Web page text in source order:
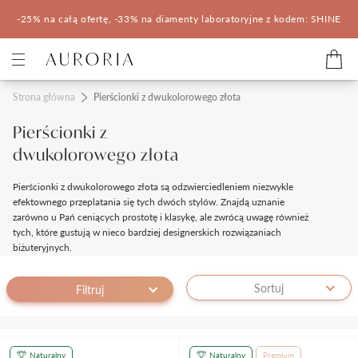
-25% na całą ofertę, -33% na diamenty laboratoryjne z kodem: SHINE
Kategorie
Pierścionki zaręczynowe
Pomocne
Konfigurator 3D
Strona główna Pierścionki z dwukolorowego złota
Pierścionki z
dwukolorowego złota
Pierścionki z dwukolorowego złota są odzwierciedleniem niezwykle
efektownego przeplatania się tych dwóch stylów. Znajdą uznanie
zarówno u Pań ceniących prostotę i klasykę, ale zwrócą uwagę również
tych, które gustują w nieco bardziej designerskich rozwiązaniach
biżuteryjnych.
Filtruj Sortuj
Naturalny Naturalny Premium